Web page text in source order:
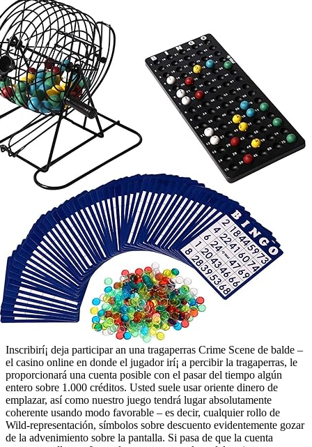
Inscribirí¡ deja participar an una tragaperras Crime Scene de balde –
el casino online en donde el jugador irí¡ a percibir la tragaperras, le
proporcionará una cuenta posible con el pasar del tiempo algún
entero sobre 1.000 créditos. Usted suele usar oriente dinero de
emplazar, así­ como nuestro juego tendrá lugar absolutamente
coherente usando modo favorable – es decir, cualquier rollo de
Wild-representación, símbolos sobre descuento evidentemente gozar
de la advenimiento sobre la pantalla. Si pasa de que la cuenta